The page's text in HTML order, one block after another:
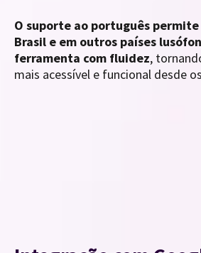
O suporte ao português
Brasil e em outros países
ferramenta com fluidez,
mais acessível e funcional desde